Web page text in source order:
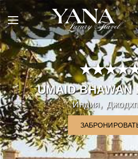
UMAID BHAWAN
Индия,